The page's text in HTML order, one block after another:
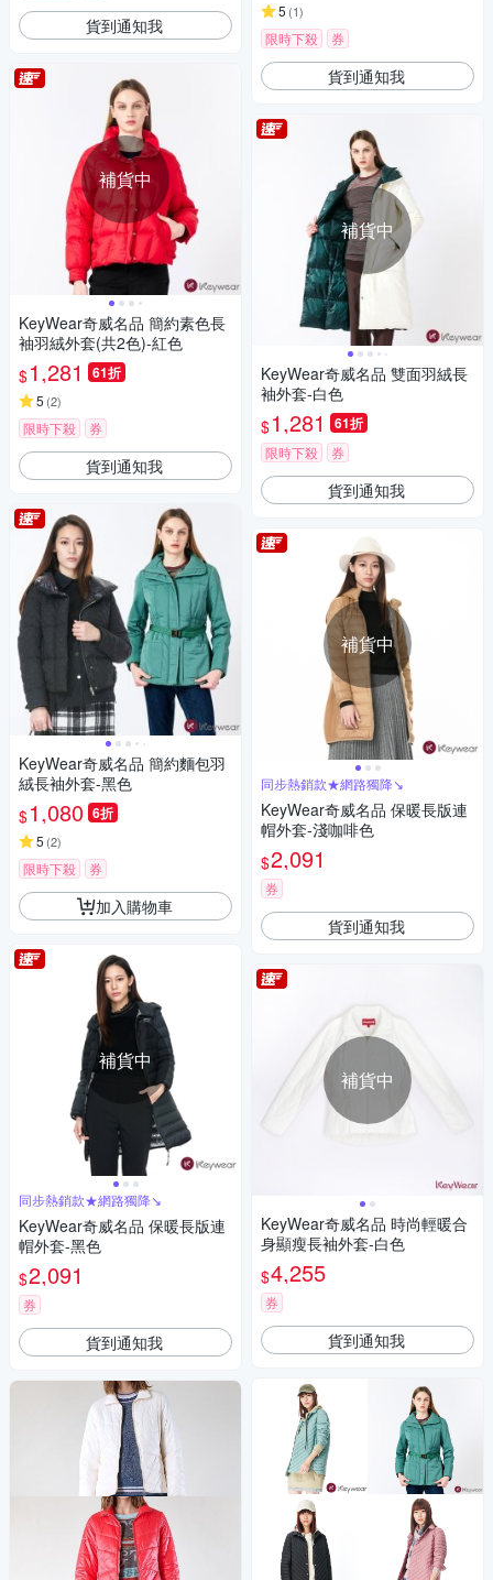
貨到通知我
補貨中
KeyWear奇威名品 簡約素色長
袖羽絨外套(共2色)-紅色
$1,281 61折
5 (2)
限時下殺 券
貨到通知我
KeyWear奇威名品 簡約麵包羽
絨長袖外套-黑色
$1,080 6折
5 (2)
限時下殺 券
加入購物車
補貨中
同步熱銷款★網路獨降↘
KeyWear奇威名品 保暖長版連
帽外套-黑色
$2,091
券
貨到通知我
5 (1)
限時下殺 券
貨到通知我
補貨中
KeyWear奇威名品 雙面羽絨長
袖外套-白色
$1,281 61折
限時下殺 券
貨到通知我
補貨中
同步熱銷款★網路獨降↘
KeyWear奇威名品 保暖長版連
帽外套-淺咖啡色
$2,091
券
貨到通知我
補貨中
KeyWear奇威名品 時尚輕暖合
身顯瘦長袖外套-白色
$4,255
券
貨到通知我